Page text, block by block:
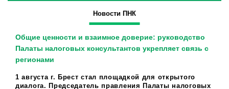
Новости ПНК
Общие ценности и взаимное доверие: руководство
Палаты налоговых консультантов укрепляет связь с
регионами
1 августа г. Брест стал площадкой для открытого
диалога. Председатель правления Палаты налоговых